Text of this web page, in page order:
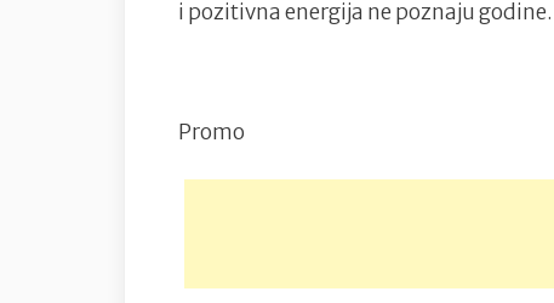
i pozitivna energija ne poznaju godine.
Promo